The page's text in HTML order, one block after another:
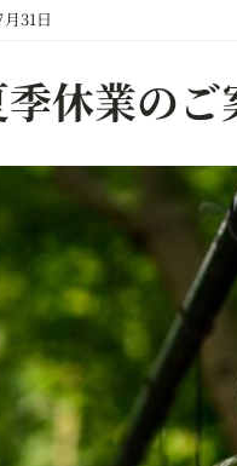
31日
休業のご